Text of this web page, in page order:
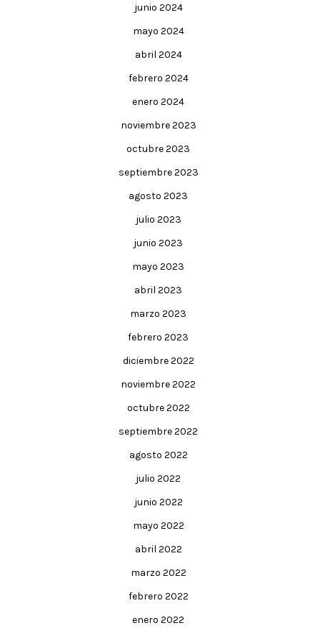
junio 2024
mayo 2024
abril 2024
febrero 2024
enero 2024
noviembre 2023
octubre 2023
septiembre 2023
agosto 2023
julio 2023
junio 2023
mayo 2023
abril 2023
marzo 2023
febrero 2023
diciembre 2022
noviembre 2022
octubre 2022
septiembre 2022
agosto 2022
julio 2022
junio 2022
mayo 2022
abril 2022
marzo 2022
febrero 2022
enero 2022